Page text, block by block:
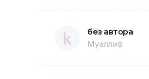
без автора
Муаллиф